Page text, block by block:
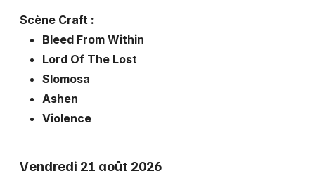
Scène Craft :
Bleed From Within
Lord Of The Lost
Slomosa
Ashen
Violence
Vendredi 21 août 2026